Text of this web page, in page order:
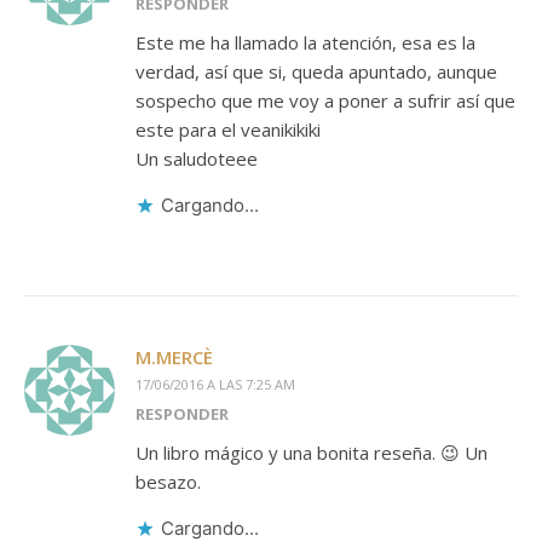
Este me ha llamado la atención, esa es la
verdad, así que si, queda apuntado, aunque
sospecho que me voy a poner a sufrir así que
este para el veanikikiki
Un saludoteee
Cargando...
M.MERCÈ
17/06/2016 A LAS 7:25 AM
RESPONDER
Un libro mágico y una bonita reseña. 😉 Un
besazo.
Cargando...